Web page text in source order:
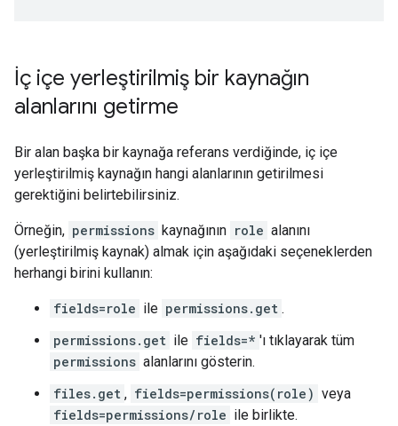
İç içe yerleştirilmiş bir kaynağın
alanlarını getirme
Bir alan başka bir kaynağa referans verdiğinde, iç içe
yerleştirilmiş kaynağın hangi alanlarının getirilmesi
gerektiğini belirtebilirsiniz.
Örneğin, permissions kaynağının role alanını
(yerleştirilmiş kaynak) almak için aşağıdaki seçeneklerden
herhangi birini kullanın:
fields=role ile permissions.get .
permissions.get ile fields=* 'ı tıklayarak tüm
permissions alanlarını gösterin.
files.get , fields=permissions(role) veya
fields=permissions/role ile birlikte.